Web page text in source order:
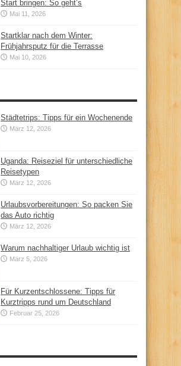
Start bringen: So geht’s
Mai 11, 2026
Startklar nach dem Winter:
Frühjahrsputz für die Terrasse
Mai 10, 2026
Städtetrips: Tipps für ein Wochenende
März 12, 2026
Uganda: Reiseziel für unterschiedliche
Reisetypen
März 12, 2026
Urlaubsvorbereitungen: So packen Sie
das Auto richtig
März 12, 2026
Warum nachhaltiger Urlaub wichtig ist
März 5, 2026
Für Kurzentschlossene: Tipps für
Kurztripps rund um Deutschland
Februar 25, 2026